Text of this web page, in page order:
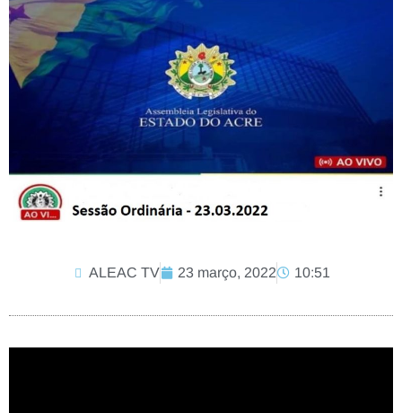
ALEAC TV 23 março, 2022 10:51